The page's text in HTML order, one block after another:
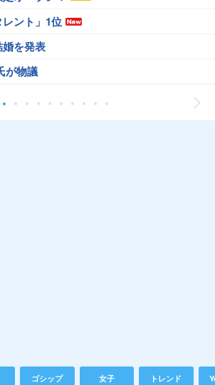
レント」1位
を発表
が物議
ゴシップ 女子 トレンド